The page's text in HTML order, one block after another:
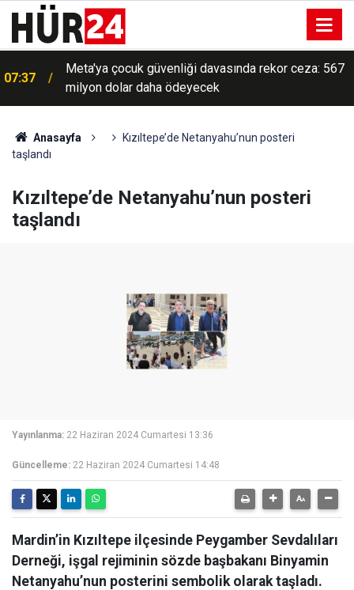
07:37
Meta'ya çocuk güvenliği davasında rekor ceza: 567
milyon dolar daha ödeyecek
Anasayfa
Kızıltepe’de Netanyahu’nun posteri
taşlandı
Kızıltepe’de Netanyahu’nun posteri
taşlandı
Yayınlanma: 22 Haziran 2024 Cumartesi 13:36
Güncelleme: 22 Haziran 2024 Cumartesi 14:48
Mardin’in Kızıltepe ilçesinde Peygamber Sevdalıları
Derneği, işgal rejiminin sözde başbakanı Binyamin
Netanyahu’nun posterini sembolik olarak taşladı.